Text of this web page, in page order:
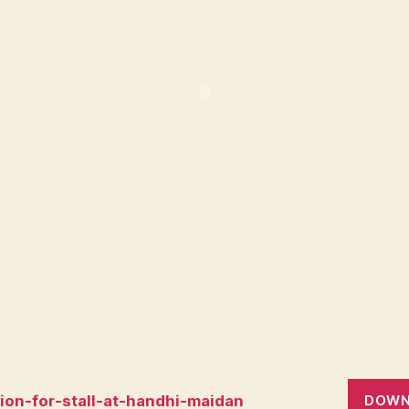
for-stall-at-handhi-maidan